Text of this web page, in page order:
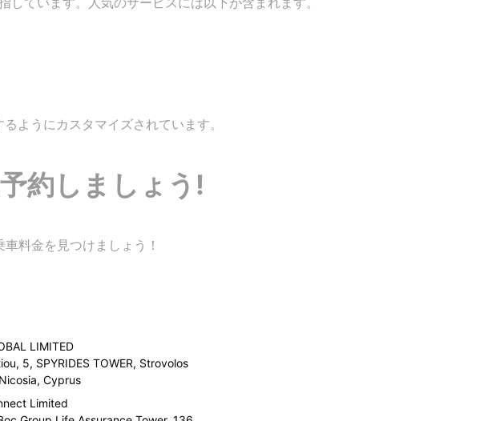
ようにカスタマイズされています。
約しましょう!
料金を見つけましょう！
LIMITED
5, SPYRIDES TOWER, Strovolos
Cyprus
Limited